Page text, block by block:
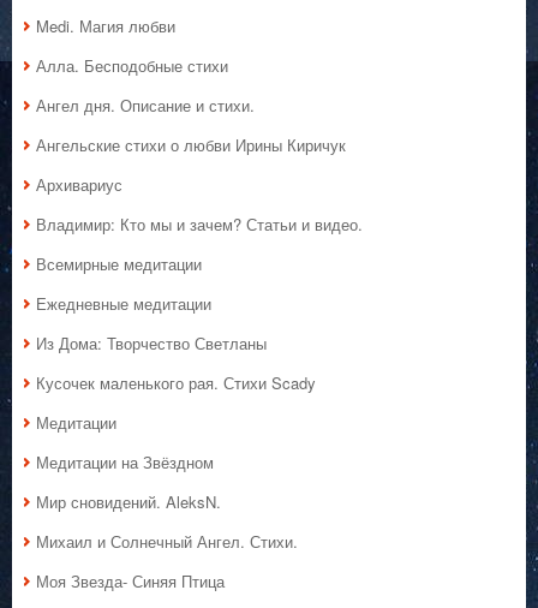
Medi. Магия любви
Алла. Бесподобные стихи
Ангел дня. Описание и стихи.
Ангельские стихи о любви Ирины Киричук
Архивариус
Владимир: Кто мы и зачем? Статьи и видео.
Всемирные медитации
Ежедневные медитации
Из Дома: Творчество Светланы
Кусочек маленького рая. Стихи Scady
Медитации
Медитации на Звёздном
Мир сновидений. AleksN.
Михаил и Солнечный Ангел. Стихи.
Моя Звезда- Синяя Птица